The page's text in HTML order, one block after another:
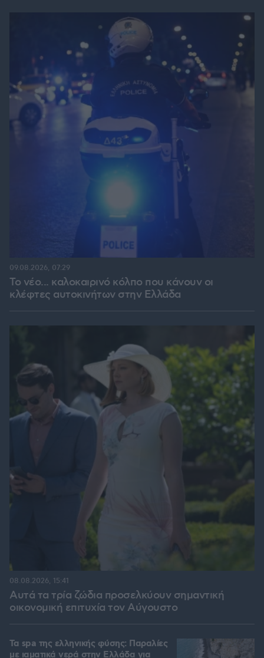
Το νέο... καλοκαιρινό κόλπο που κάνουν οι
κλέφτες αυτοκινήτων στην Ελλάδα
09.08.2026, 07:29
Αυτά τα τρία ζώδια προσελκύουν σημαντική
οικονομική επιτυχία τον Αύγουστο
08.08.2026, 15:41
Τα spa της ελληνικής φύσης: Παραλίες
με ιαματικά νερά στην Ελλάδα για